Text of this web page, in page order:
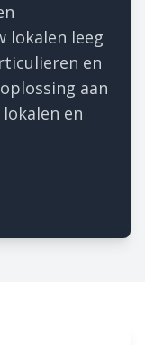
lokalen leeg
en
aan
en